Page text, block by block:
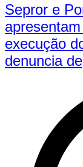
Sepror e
execução
denuncia